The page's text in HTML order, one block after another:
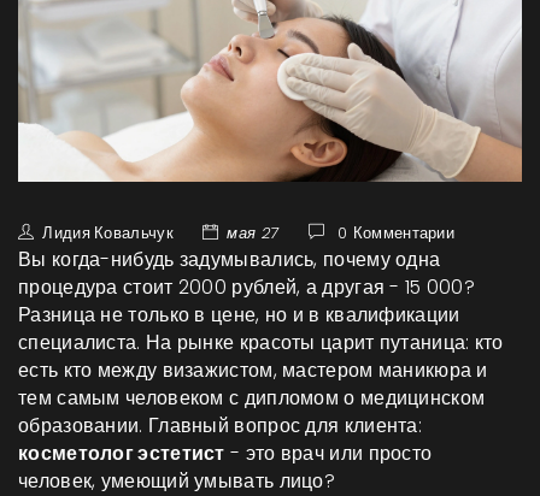
Лидия Ковальчук мая 27 0 Комментарии
Вы когда-нибудь задумывались, почему одна
процедура стоит 2000 рублей, а другая - 15 000?
Разница не только в цене, но и в квалификации
специалиста. На рынке красоты царит путаница: кто
есть кто между визажистом, мастером маникюра и
тем самым человеком с дипломом о медицинском
образовании. Главный вопрос для клиента:
косметолог эстетист - это врач или просто
человек, умеющий умывать лицо?